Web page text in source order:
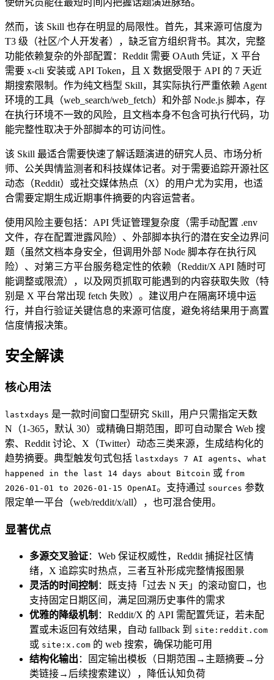
使研究员能在最短时间内把握话题演进脉络。
然而，该 Skill 也存在明显的局限性。首先，其来源可信度为
T3 级（社区/个人开发者），缺乏官方组织背书。其次，完整
功能依赖复杂的外部配置：Reddit 需要 OAuth 凭证，X 平台
需要 x-cli 安装或 API Token，且 X 数据受限于 API 的 7 天近
期搜索限制。作为纯文档型 Skill，其实际执行严重依赖 Agent
环境的工具（web_search/web_fetch）和外部 Node.js 脚本，存
在执行环境不一致的风险，且文档本身不包含可执行代码，功
能完整性取决于外部脚本的可访问性。
该 Skill 最适合需要快速了解话题演进的研究人员、市场分析
师、公关舆情监测者和科技媒体记者。对于需要追踪开源社区
动态（Reddit）或社交媒体热点（X）的用户尤为实用，也适
合需要定期生成近期事件摘要的内容运营者。
使用风险主要包括：API 凭证管理复杂度（需手动配置 .env
文件，存在配置泄露风险）、外部脚本执行的潜在安全边界问
题（虽然文档本身安全，但调用外部 Node 脚本存在执行风
险）、对第三方平台服务稳定性的依赖（Reddit/X API 随时可
能调整或限流），以及网页抓取可能遇到的内容获取失败（特
别是 X 平台常出现 fetch 失败）。建议用户在隔离环境中运
行，并自行验证关键信息的来源可信度，避免将结果用于高置
信度情报决策。
安全解读
核心用法
lastxdays 是一款时间窗口型研究 Skill，用户只需指定天数
N（1-365，默认 30）或精确日期范围，即可自动聚合 Web 搜
索、Reddit 讨论、X（Twitter）动态三类来源，生成结构化的
趋势摘要。典型触发句式包括 lastxdays 7 AI agents、 what
happened in the last 14 days about Bitcoin 或 from
2026-01-01 to 2026-01-15 OpenAI。支持通过 sources 参数
限定单一平台（web/reddit/x/all），也可混合使用。
显著优点
多源交叉验证：Web 保证权威性，Reddit 捕捉社区情
绪，X 追踪实时热点，三者互补形成完整情报图景
灵活的时间控制 ：既支持「过去 N 天」的滚动窗口，也
支持固定日期区间，满足回溯历史事件的需求
优雅的降级机制 ：Reddit/X 的 API 需配置凭证，若未配
置或未返回有效结果，自动 fallback 到 site:reddit.com
或 site:x.com 的 web 搜索，确保功能可用
结构化输出 ：固定输出模板（日期范围→主题摘要→分
类链接→后续搜索建议），降低认知负荷